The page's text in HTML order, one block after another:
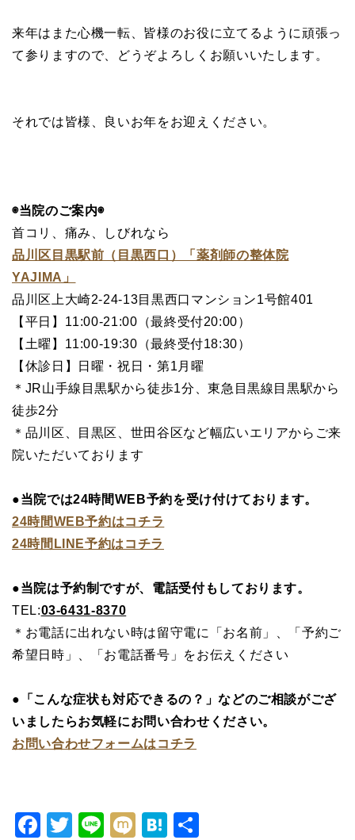
来年はまた心機一転、皆様のお役に立てるように頑張っ
て参りますので、どうぞよろしくお願いいたします。
それでは皆様、良いお年をお迎えください。
◉当院のご案内◉
首コリ、痛み、しびれなら
品川区目黒駅前（目黒西口）「薬剤師の整体院
YAJIMA」
品川区上大崎2-24-13目黒西口マンション1号館401
【平日】11:00-21:00（最終受付20:00）
【土曜】11:00-19:30（最終受付18:30）
【休診日】日曜・祝日・第1月曜
＊JR山手線目黒駅から徒歩1分、東急目黒線目黒駅から
徒歩2分
＊品川区、目黒区、世田谷区など幅広いエリアからご来
院いただいております
●当院では24時間WEB予約を受け付けております。
24時間WEB予約はコチラ
24時間LINE予約はコチラ
●当院は予約制ですが、電話受付もしております。
TEL:03-6431-8370
＊お電話に出れない時は留守電に「お名前」、「予約ご
希望日時」、「お電話番号」をお伝えください
●「こんな症状も対応できるの？」などのご相談がござ
いましたらお気軽にお問い合わせください。
お問い合わせフォームはコチラ
Facebook
Twitter
LineMixiHatena